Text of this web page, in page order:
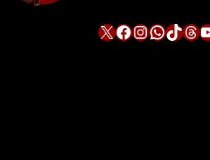
X Facebook InstagramWhatsApp TikTok Threads YouTube